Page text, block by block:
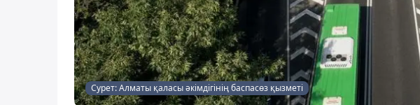
Сурет: Алматы қаласы әкімдігінің баспасөз қызметі